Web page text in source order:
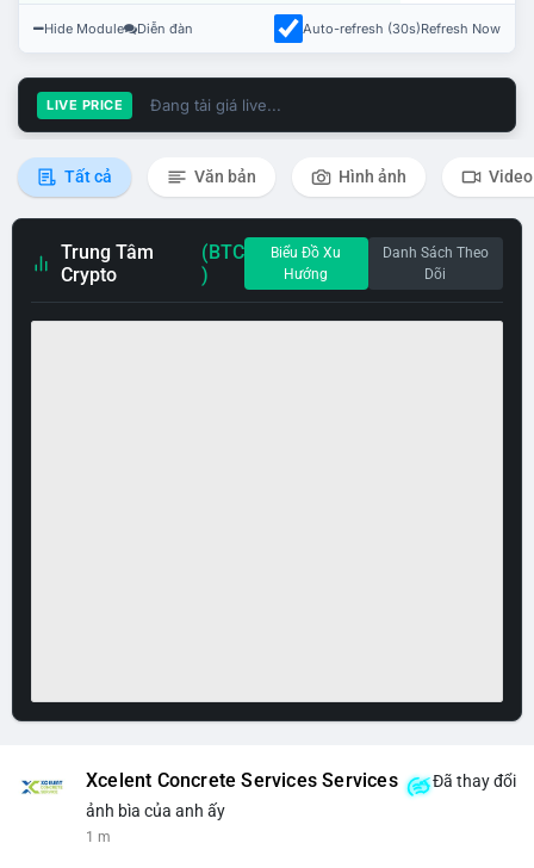
Hide Module Diễn đàn Auto-refresh (30s)Refresh Now
LIVE PRICE Đang tải giá live...
Tất cả Văn bản Hình ảnh Video
Trung Tâm
Crypto
(BTC
)
Biểu Đồ Xu
Hướng
Danh Sách Theo
Dõi
Xcelent Concrete Services Services
Đã thay đổi
ảnh bìa của anh ấy
1 m